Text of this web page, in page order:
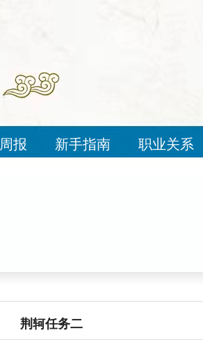
报 新手指南 职业关系
荆轲任务二